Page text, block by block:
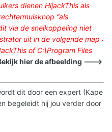
dienen HijackThis als
“als
via de snelkoppeling niet
uit in de volgende map :
of C:\Program Files
hier de afbeelding --->
dit door een expert (Kape
begeleidt hij jou verder door